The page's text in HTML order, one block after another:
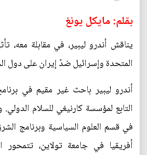
بقلم: مايكل يونغ
يناقش أندرو ليبير، في مقابلة معه،
المتحدة وإسرائيل ضدّ إيران على دول
أندرو ليبير باحث غير مقيم في
التابع لمؤسسة كارنيغي للسلام
في قسم العلوم السياسية وبرنامج
أفريقيا في جامعة تولاين، تتمحور